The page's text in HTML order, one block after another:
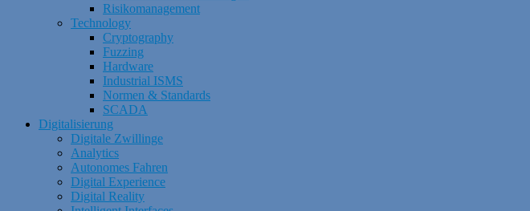
Risikomanagement
Technology
Cryptography
Fuzzing
Hardware
Industrial ISMS
Normen & Standards
SCADA
Digitalisierung
Digitale Zwillinge
Analytics
Autonomes Fahren
Digital Experience
Digital Reality